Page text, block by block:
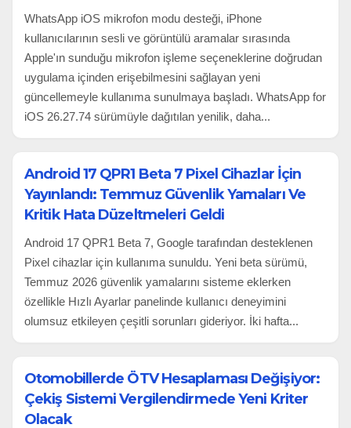
WhatsApp iOS mikrofon modu desteği, iPhone
kullanıcılarının sesli ve görüntülü aramalar sırasında
Apple'ın sunduğu mikrofon işleme seçeneklerine doğrudan
uygulama içinden erişebilmesini sağlayan yeni
güncellemeyle kullanıma sunulmaya başladı. WhatsApp for
iOS 26.27.74 sürümüyle dağıtılan yenilik, daha...
Android 17 QPR1 Beta 7 Pixel Cihazlar İçin
Yayınlandı: Temmuz Güvenlik Yamaları Ve
Kritik Hata Düzeltmeleri Geldi
Android 17 QPR1 Beta 7, Google tarafından desteklenen
Pixel cihazlar için kullanıma sunuldu. Yeni beta sürümü,
Temmuz 2026 güvenlik yamalarını sisteme eklerken
özellikle Hızlı Ayarlar panelinde kullanıcı deneyimini
olumsuz etkileyen çeşitli sorunları gideriyor. İki hafta...
Otomobillerde ÖTV Hesaplaması Değişiyor:
Çekiş Sistemi Vergilendirmede Yeni Kriter
Olacak